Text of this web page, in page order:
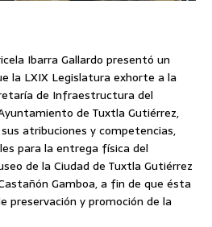
Ibarra Gallardo presentó un
la LXIX Legislatura exhorte a la
de Infraestructura del
de Tuxtla Gutiérrez,
atribuciones y competencias,
para la entrega física del
de la Ciudad de Tuxtla Gutiérrez
Gamboa, a fin de que ésta
preservación y promoción de la